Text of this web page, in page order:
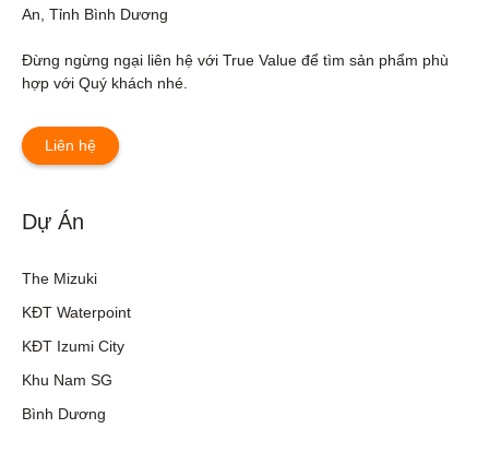
An, Tỉnh Bình Dương
Đừng ngừng ngại liên hệ với True Value để tìm sản phẩm phù
hợp với Quý khách nhé.
Liên hệ
Dự Án
The Mizuki
KĐT Waterpoint
KĐT Izumi City
Khu Nam SG
Bình Dương